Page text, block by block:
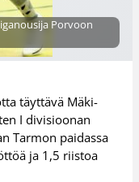
Porvoon
täyttävä Mäki-
I divisioonan
Tarmon paidassa
ja 1,5 riistoa